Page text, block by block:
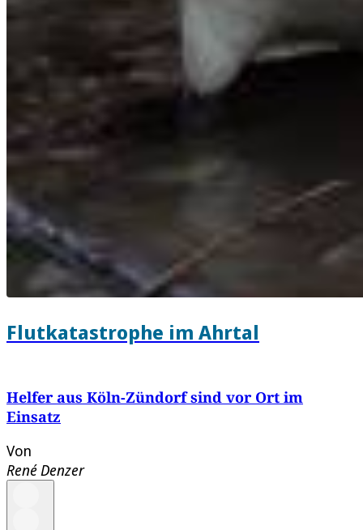
Flutkatastrophe im Ahrtal
Helfer aus Köln-Zündorf sind vor Ort im
Einsatz
Von
René Denzer